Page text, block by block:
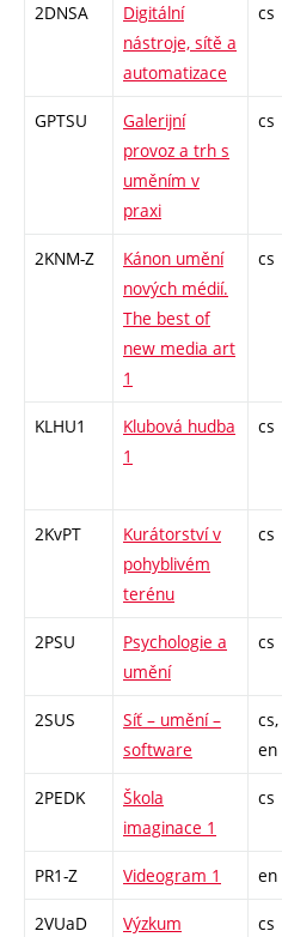
2DNSA
Digitální
nástroje, sítě a
automatizace
cs
GPTSU
Galerijní
provoz a trh s
uměním v
praxi
cs
2KNM-Z
Kánon umění
nových médií.
The best of
new media art
1
cs
KLHU1
Klubová hudba
1
cs
2KvPT
Kurátorství v
pohyblivém
terénu
cs
2PSU
Psychologie a
umění
cs
2SUS
Síť – umění –
software
cs,
en
2PEDK
Škola
imaginace 1
cs
PR1-Z Videogram 1 en
2VUaD
Výzkum
cs